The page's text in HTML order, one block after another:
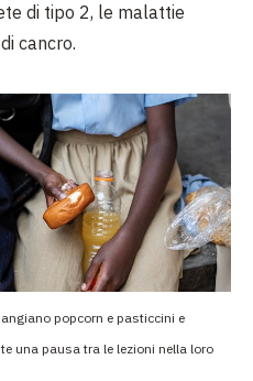
di tipo 2, le malattie
cancro.
popcorn e pasticcini e
una pausa tra le lezioni nella loro